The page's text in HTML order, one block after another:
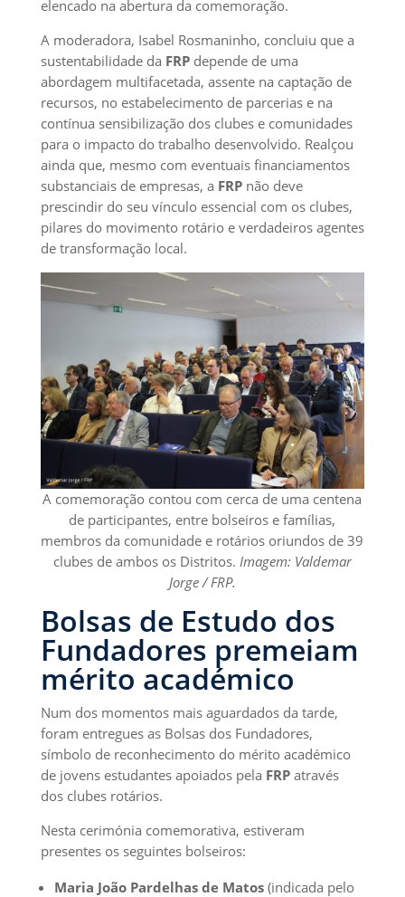
elencado na abertura da comemoração.
A moderadora, Isabel Rosmaninho, concluiu que a
sustentabilidade da FRPdepende de uma
abordagem multifacetada, assente na captação de
recursos, no estabelecimento de parcerias e na
contínua sensibilização dos clubes e comunidades
para o impacto do trabalho desenvolvido. Realçou
ainda que, mesmo com eventuais financiamentos
substanciais de empresas, a FRPnão deve
prescindir do seu vínculo essencial com os clubes,
pilares do movimento rotário e verdadeiros agentes
de transformação local.
A comemoração contou com cerca de uma centena
de participantes, entre bolseiros e famílias,
membros da comunidade e rotários oriundos de 39
clubes de ambos os Distritos. Imagem: Valdemar
Jorge / FRP.
Bolsas de Estudo dos
Fundadores premeiam
mérito académico
Num dos momentos mais aguardados da tarde,
foram entregues as Bolsas dos Fundadores,
símbolo de reconhecimento do mérito académico
de jovens estudantes apoiados pela FRPatravés
dos clubes rotários.
Nesta cerimónia comemorativa, estiveram
presentes os seguintes bolseiros:
Maria João Pardelhas de Matos(indicada pelo